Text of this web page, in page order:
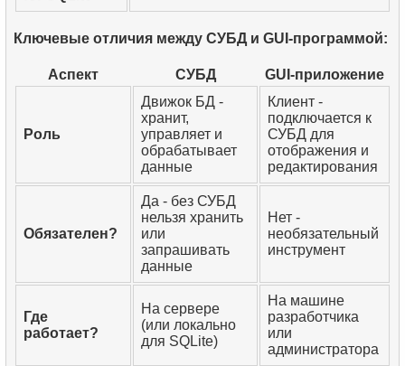
Ключевые отличия между СУБД и GUI-программой:
Аспект СУБД GUI-приложение
Роль
Движок БД -
хранит,
управляет и
обрабатывает
данные
Клиент -
подключается к
СУБД для
отображения и
редактирования
Обязателен?
Да - без СУБД
нельзя хранить
или
запрашивать
данные
Нет -
необязательный
инструмент
Где
работает?
На сервере
(или локально
для SQLite)
На машине
разработчика
или
администратора